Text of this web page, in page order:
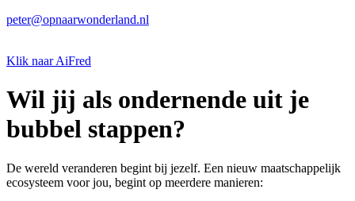
peter@opnaarwonderland.nl
Klik naar AiFred
Wil jij als ondernende uit je
bubbel stappen?
De wereld veranderen begint bij jezelf. Een nieuw maatschappelijk
ecosysteem voor jou, begint op meerdere manieren: